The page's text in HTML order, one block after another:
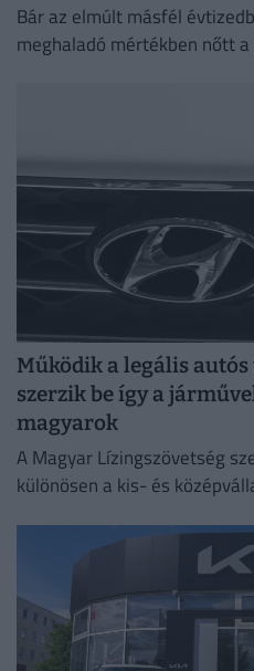
Bár az elmúlt másfél
meghaladó mértékben nőtt
Működik a legális
szerzik be így a
magyarok
A Magyar Lízingszövetség
különösen a kis- és